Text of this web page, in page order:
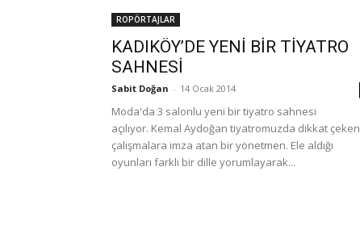
ROPÖRTAJLAR
KADIKÖY’DE YENİ BİR TİYATRO
SAHNESİ
Sabit Doğan - 14 Ocak 2014
Moda'da 3 salonlu yeni bir tiyatro sahnesi
açılıyor. Kemal Aydoğan tiyatromuzda dikkat çeken
çalışmalara imza atan bir yönetmen. Ele aldığı
oyunları farklı bir dille yorumlayarak...